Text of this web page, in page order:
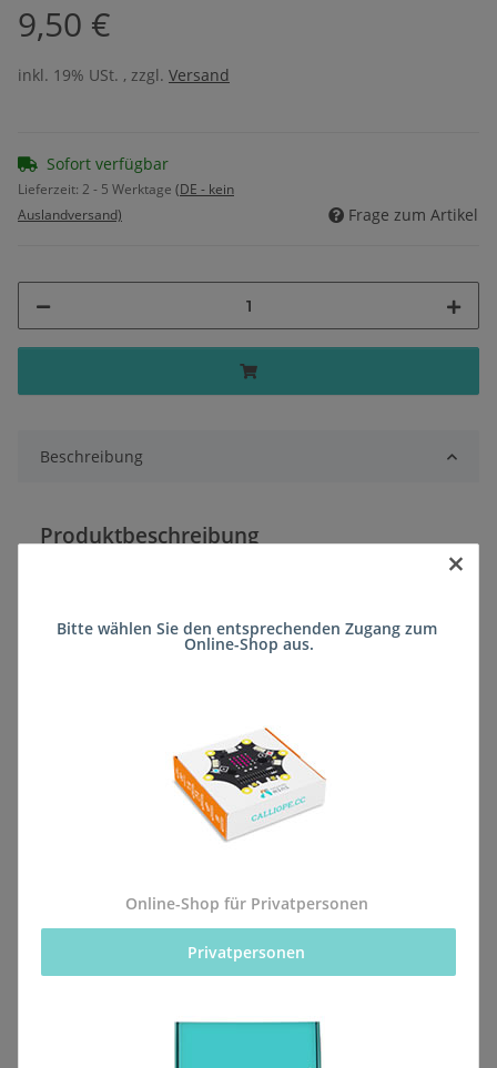
9,50 €
inkl. 19% USt. , zzgl. Versand
Sofort verfügbar
Lieferzeit: 2 - 5 Werktage (DE - kein
Auslandversand)
Frage zum Artikel
Beschreibung
Produktbeschreibung
v3.0ist mit Calliope minisabder
kompatibel.
Gedacht ist sie für Anwender:innen, die
schon länger Boson Kits für den Calliope
mini v2 haben und diese jetzt mit dem
Das Boson Kit ist ein praktisches Set mit
modularen, elektronischen Bausteinen
für deinen Calliope mini. Das Kit enthält
gängigsten digitalen und analogen
Sensoren und Aktoren abdecken und
×
Bitte wählen Sie den entsprechenden Zugang zum
Online-Shop aus.
Online-Shop für Privatpersonen
Privatpersonen